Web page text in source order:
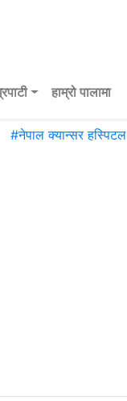
हाम्रो पालामा
#नेपाल क्यान्सर हस्पिटल